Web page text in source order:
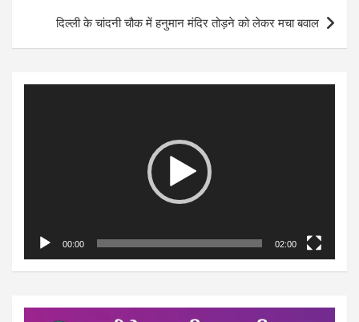
दिल्ली के चांदनी चौक में हनुमान मंदिर तोड़ने को लेकर मचा बवाल
00:00 02:00